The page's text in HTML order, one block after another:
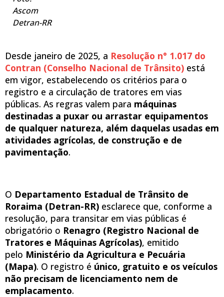
Ascom
Detran-RR
Desde janeiro de 2025, a Resolução n° 1.017 do
Contran (Conselho Nacional de Trânsito) está
em vigor, estabelecendo os critérios para o
registro e a circulação de tratores em vias
públicas. As regras valem para máquinas
destinadas a puxar ou arrastar equipamentos
de qualquer natureza, além daquelas usadas em
atividades agrícolas, de construção e de
pavimentação.
O Departamento Estadual de Trânsito de
Roraima (Detran-RR) esclarece que, conforme a
resolução, para transitar em vias públicas é
obrigatório o Renagro (Registro Nacional de
Tratores e Máquinas Agrícolas), emitido
pelo Ministério da Agricultura e Pecuária
(Mapa). O registro é único, gratuito e os veículos
não precisam de licenciamento nem de
emplacamento.